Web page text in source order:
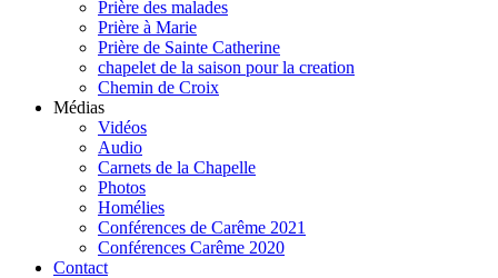
Prière des malades
Prière à Marie
Prière de Sainte Catherine
chapelet de la saison pour la creation
Chemin de Croix
Médias
Vidéos
Audio
Carnets de la Chapelle
Photos
Homélies
Conférences de Carême 2021
Conférences Carême 2020
Contact